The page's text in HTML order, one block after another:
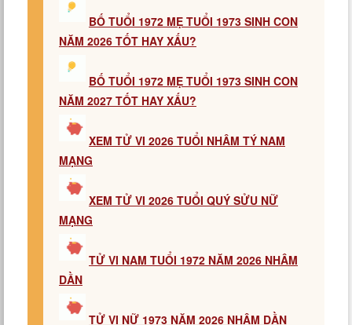
BỐ TUỔI 1972 MẸ TUỔI 1973 SINH CON
NĂM 2026 TỐT HAY XẤU?
BỐ TUỔI 1972 MẸ TUỔI 1973 SINH CON
NĂM 2027 TỐT HAY XẤU?
XEM TỬ VI 2026 TUỔI NHÂM TÝ NAM
MẠNG
XEM TỬ VI 2026 TUỔI QUÝ SỬU NỮ
MẠNG
TỬ VI NAM TUỔI 1972 NĂM 2026 NHÂM
DẦN
TỬ VI NỮ 1973 NĂM 2026 NHÂM DẦN